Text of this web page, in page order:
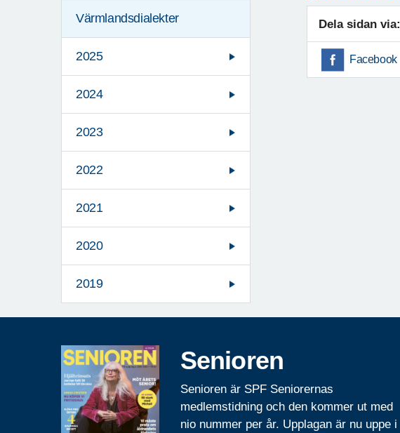
Värmlandsdialekter
2025
2024
2023
2022
2021
2020
2019
Dela sidan via:
Facebook
Senioren
Senioren är SPF Seniorernas
medlemstidning och den kommer ut med
nio nummer per år. Upplagan är nu uppe i